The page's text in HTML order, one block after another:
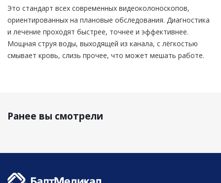
Это стандарт всех современных видеоколоноскопов,
ориентированных на плановые обследования. Диагностика
и лечение проходят быстрее, точнее и эффективнее.
Мощная струя воды, выходящей из канала, с лёгкостью
смывает кровь, слизь прочее, что может мешать работе.
Ранее вы смотрели